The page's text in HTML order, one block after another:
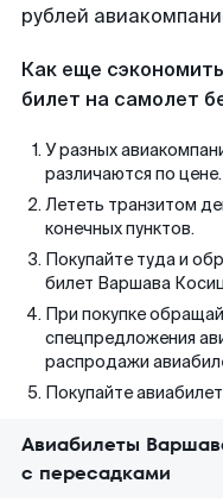
рублей
Как еще
билет на самолет
У разных
различаются по цене.
Лететь транзитом
конечных пунктов.
Покупайте туда и
билет Варшава
При покупке
спецпредложения
распродажи
Покупайте
Авиабилеты
с пересадками